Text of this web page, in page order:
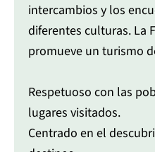
intercambios y los
diferentes culturas. La
promueve un turismo
Respetuoso con las
lugares visitados.
Centrado en el